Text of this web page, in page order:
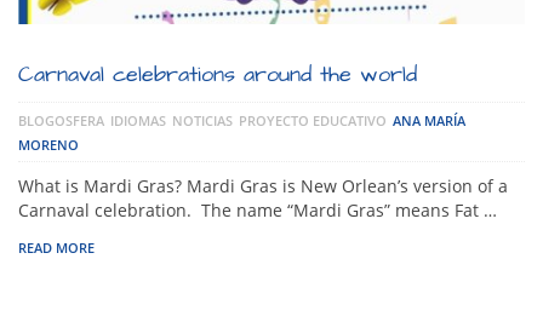
Carnaval celebrations around the world
BLOGOSFERA IDIOMAS NOTICIAS PROYECTO EDUCATIVO ANA MARÍA
MORENO
What is Mardi Gras? Mardi Gras is New Orlean’s version of a
Carnaval celebration. The name “Mardi Gras” means Fat …
READ MORE